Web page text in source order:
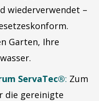
wiederverwendet –
Garten, Ihre
ServaTec®: Zum
die gereinigte